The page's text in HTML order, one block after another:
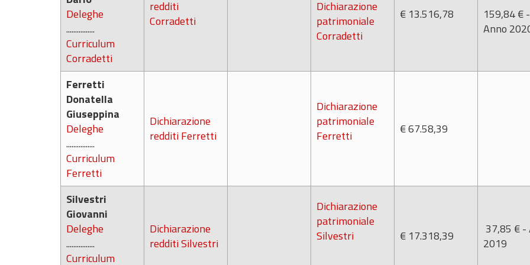
Deleghe
................
Curriculum
Corradetti
redditi
Corradetti
Dichiarazione
patrimoniale
Corradetti
€ 13.516,78
159,84 € -
Anno
Ferretti
Donatella
Giuseppina
Deleghe
................
Curriculum
Ferretti
Dichiarazione
redditi Ferretti
Dichiarazione
patrimoniale
Ferretti
€ 67.58,39
Silvestri
Giovanni
Deleghe
................
Curriculum
Dichiarazione
redditi Silvestri
Dichiarazione
patrimoniale
Silvestri
€ 17.318,39
37,85 € -
2019